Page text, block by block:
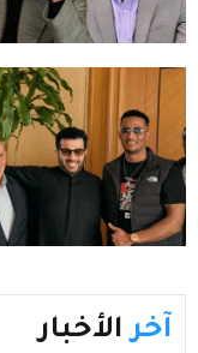
آخر الأخبار